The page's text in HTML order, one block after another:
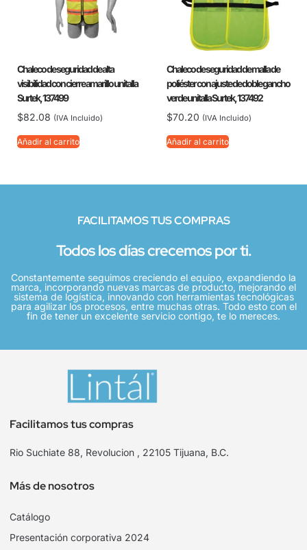
Chaleco de seguridad de alta
visibilidad con cierre amarillo unitalla
Surtek, 137499
$82.08 (IVA Incluido)
Añadir al carrito
Chaleco de seguridad de malla de
poliéster con ajuste de doble gancho
verde unitalla Surtek, 137492
$70.20 (IVA Incluido)
Añadir al carrito
FACILITAMOS TUS COMPRAS
Todos los días crecemos por ti.
Constantemente seguimos creciendo el equipo, expandiendo la
marca, incorporando nuevas marcas de producto, mejorando el
sistema de logística, innovando con herramientas tecnológicas
para agilizar los procesos, entre muchas otras. Todo esto con el
fin de tener un excelente servicio contigo, te lo mereces.
Facilitamos tus compras
Rio Suchiate 88, Revolucion , 22105 Tijuana, B.C.
Más de nosotros
Catálogo
Presentación corporativa 2024